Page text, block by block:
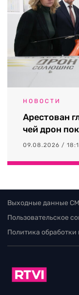
НОВОСТИ
Арестован
чей дрон
09.08.2026 /
Выходные данные
Пользовательское
Политика